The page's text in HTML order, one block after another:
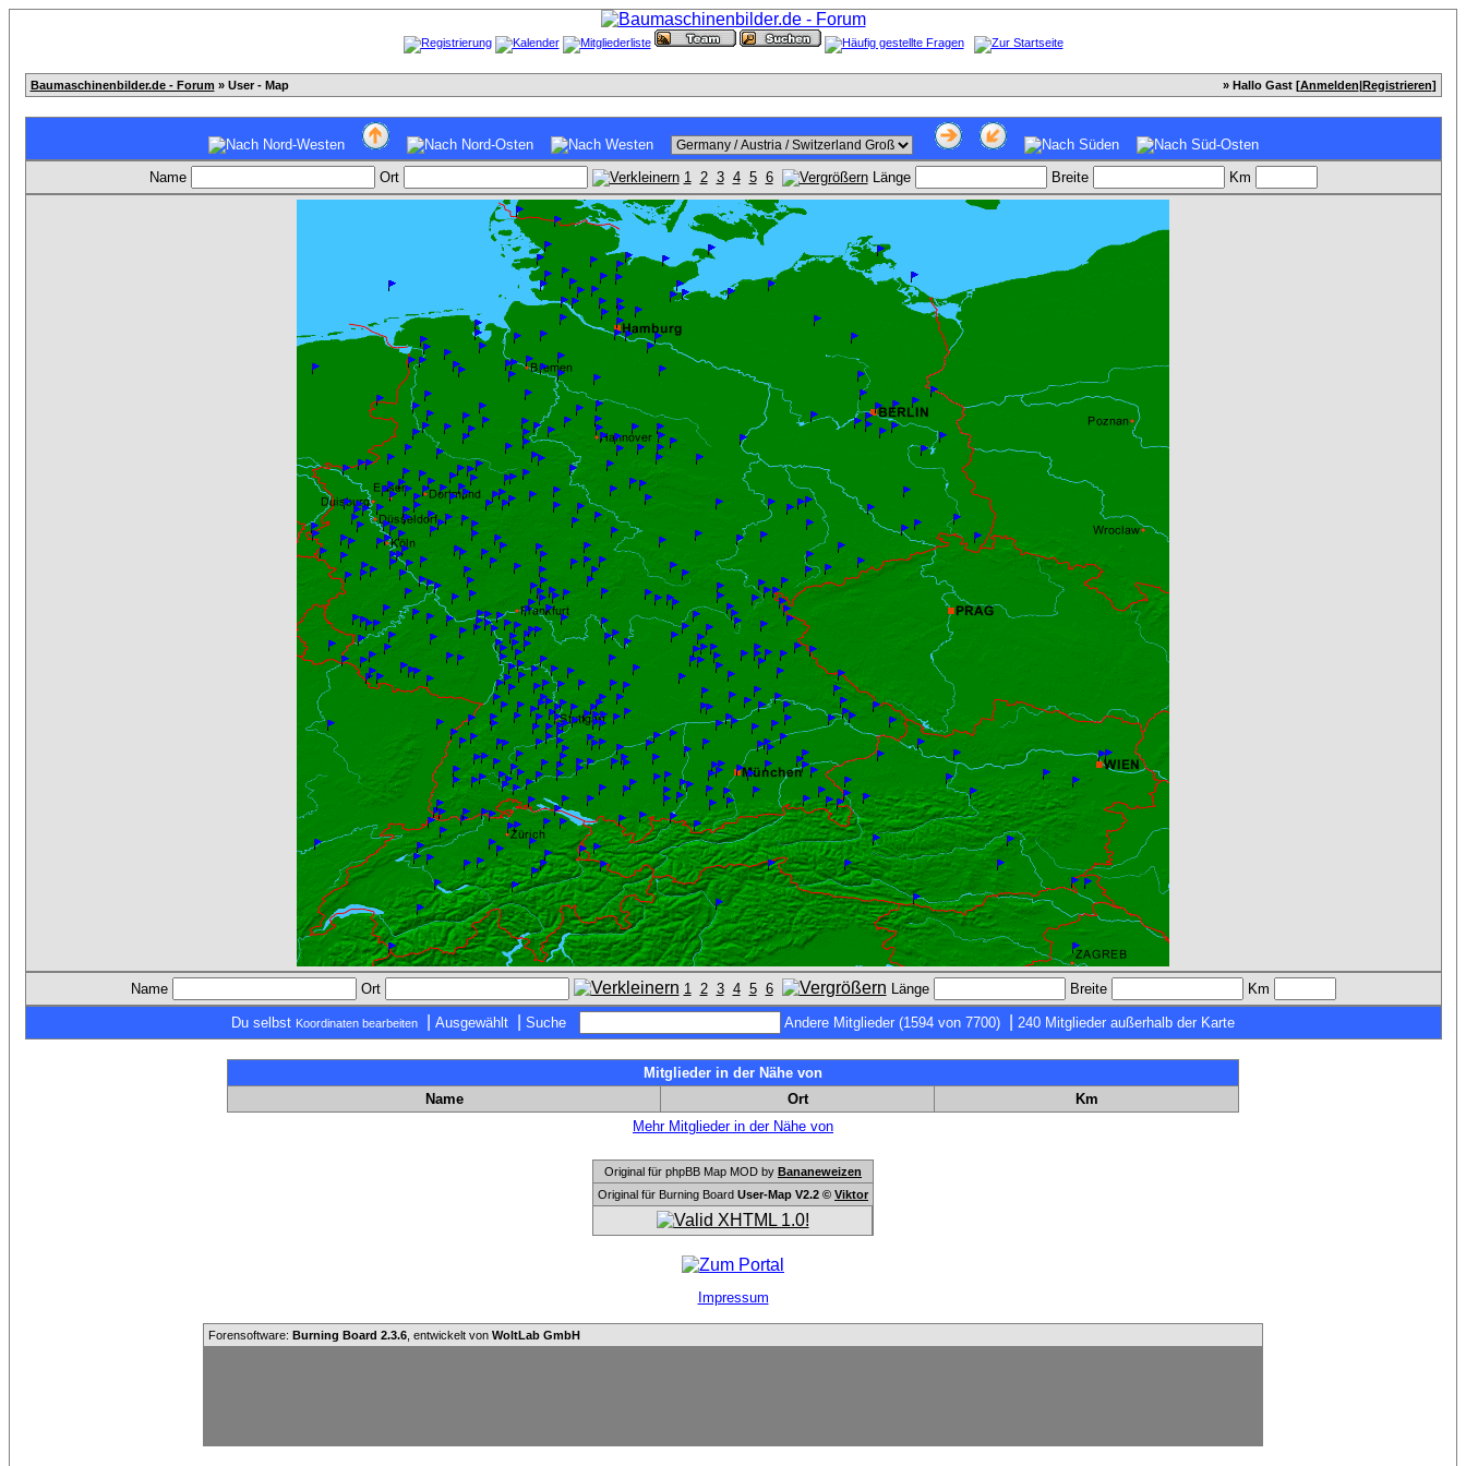
Baumaschinenbilder.de - Forum » User - Map » Hallo Gast [Anmelden|Registrieren]
Name Ort 1 2 3 4 5 6 Länge Breite Km
Name Ort 1 2 3 4 5 6 Länge Breite Km
Du selbst Koordinaten bearbeiten Ausgewählt Suche Andere Mitglieder (1594 von 7700) 240 Mitglieder außerhalb der Karte
Mitglieder in der Nähe von
Name
Ort
Km
Mehr Mitglieder in der Nähe von
Original für phpBB Map MOD by Bananeweizen
Original für Burning Board User-Map V2.2 © Viktor
Impressum
Forensoftware: Burning Board 2.3.6 , entwickelt von WoltLab GmbH